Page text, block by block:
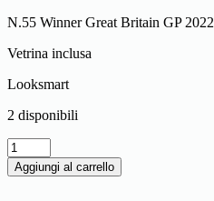
N.55 Winner Great Britain GP 2022
Vetrina inclusa
Looksmart
2 disponibili
FERRARI
F1-
75
Aggiungi al carrello